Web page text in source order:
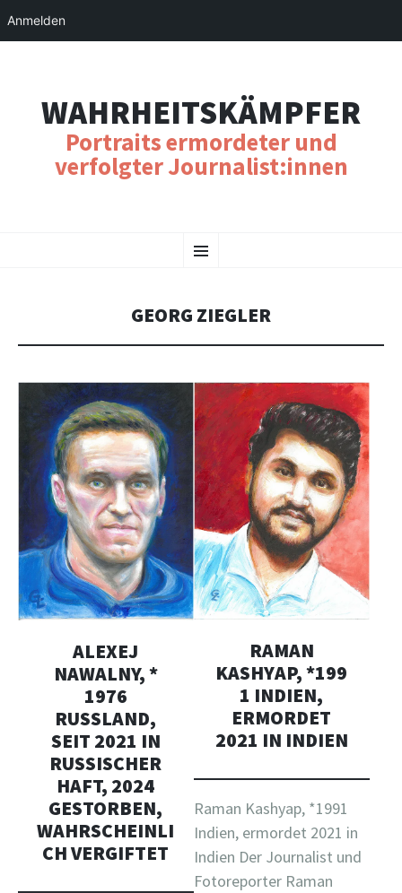
WAHRHEITSKÄMPFER
Portraits ermordeter und
verfolgter Journalist:innen
Menu
TO
GEORG ZIEGLER
ALEXEJ
NAWALNY, *
1976
RUSSLAND,
SEIT 2021 IN
RUSSISCHER
HAFT, 2024
GESTORBEN,
WAHRSCHEINLI
CH VERGIFTET
RAMAN
KASHYAP, *199
1 INDIEN,
ERMORDET
2021 IN INDIEN
Raman Kashyap, *1991
Indien, ermordet 2021 in
Indien Der Journalist und
Fotoreporter Raman
Anmelden